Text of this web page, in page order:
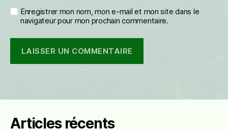
Enregistrer mon nom, mon e-mail et mon site dans le
navigateur pour mon prochain commentaire.
Articles récents